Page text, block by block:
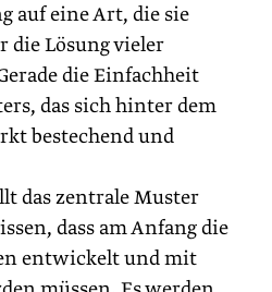
auf eine Art, die sie
die Lösung vieler
die Einfachheit
das sich hinter dem
bestechend und
das zentrale Muster
dass am Anfang die
entwickelt und mit